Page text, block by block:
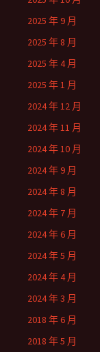
2025 年 9 月
2025 年 8 月
2025 年 4 月
2025 年 1 月
2024 年 12 月
2024 年 11 月
2024 年 10 月
2024 年 9 月
2024 年 8 月
2024 年 7 月
2024 年 6 月
2024 年 5 月
2024 年 4 月
2024 年 3 月
2018 年 6 月
2018 年 5 月